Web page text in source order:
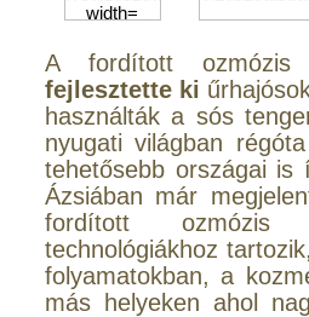
A fordított
fejlesztette ki
használták a sós
nyugati világban
tehetősebb országai is
Ázsiában már
fordított ozmózis
technológiákhoz
folyamatokban, a
más helyeken ahol